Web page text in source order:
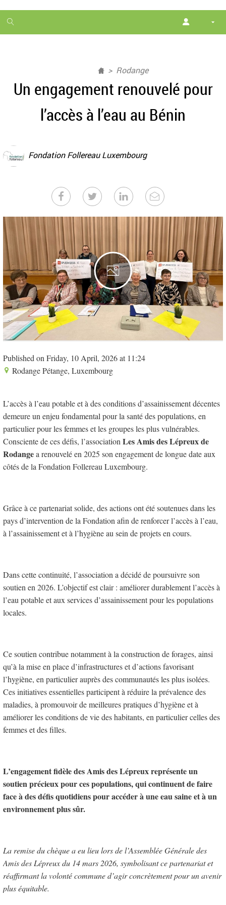
1
month
Rodange
Un engagement renouvelé pour
l’accès à l’eau au Bénin
Fondation Follereau Luxembourg
2
Published on Friday, 10 April, 2026 at 11:24
Rodange Pétange, Luxembourg
L’accès à l’eau potable et à des conditions d’assainissement décentes
demeure un enjeu fondamental pour la santé des populations, en
particulier pour les femmes et les groupes les plus vulnérables.
Consciente de ces défis, l’association Les Amis des Lépreux de
Rodangea renouvelé en 2025 son engagement de longue date aux
côtés de la Fondation Follereau Luxembourg.
Grâce à ce partenariat solide, des actions ont été soutenues dans les
pays d’intervention de la Fondation afin de renforcer l’accès à l’eau,
à l’assainissement et à l’hygiène au sein de projets en cours.
Dans cette continuité, l’association a décidé de poursuivre son
soutien en 2026. L’objectif est clair : améliorer durablement l’accès à
l’eau potable et aux services d’assainissement pour les populations
locales.
Ce soutien contribue notamment à la construction de forages, ainsi
qu’à la mise en place d’infrastructures et d’actions favorisant
l’hygiène, en particulier auprès des communautés les plus isolées.
Ces initiatives essentielles participent à réduire la prévalence des
maladies, à promouvoir de meilleures pratiques d’hygiène et à
améliorer les conditions de vie des habitants, en particulier celles des
femmes et des filles.
L’engagement fidèle des Amis des Lépreux représente un
soutien précieux pour ces populations, qui continuent de faire
face à des défis quotidiens pour accéder à une eau saine et à un
environnement plus sûr.
La remise du chèque a eu lieu lors de l’Assemblée Générale des
Amis des Lépreux du 14 mars 2026, symbolisant ce partenariat et
réaffirmant la volonté commune d’agir concrètement pour un avenir
plus équitable.